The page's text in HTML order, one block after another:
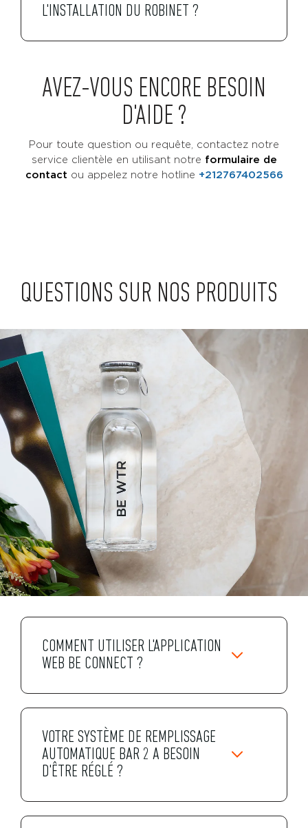
L'INSTALLATION DU ROBINET ?
AVEZ-VOUS ENCORE BESOIN
D'AIDE ?
Pour toute question ou requête, contactez notre
service clientèle en utilisant notre formulaire de
contact ou appelez notre hotline +212767402566
QUESTIONS SUR NOS PRODUITS
COMMENT UTILISER L'APPLICATION
WEB BE CONNECT ?
VOTRE SYSTÈME DE REMPLISSAGE
AUTOMATIQUE BAR 2 A BESOIN
D'ÊTRE RÉGLÉ ?